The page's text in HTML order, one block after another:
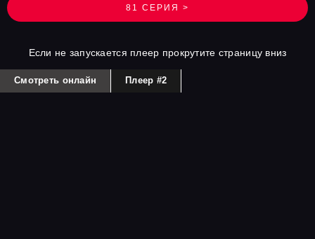
81 СЕРИЯ >
Если не запускается плеер прокрутите страницу вниз
Смотреть онлайн Плеер #2